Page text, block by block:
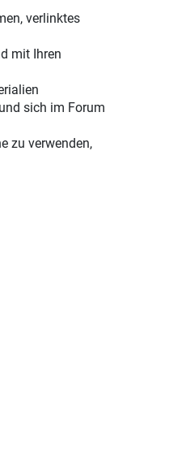
verlinktes
mit Ihren
sich im Forum
zu verwenden,